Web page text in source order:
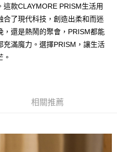
款CLAYMORE PRISM生活用
合了現代科技，創造出柔和而迷
，還是熱鬧的聚會，PRISM都能
滿魔力。選擇PRISM，讓生活
相關推薦